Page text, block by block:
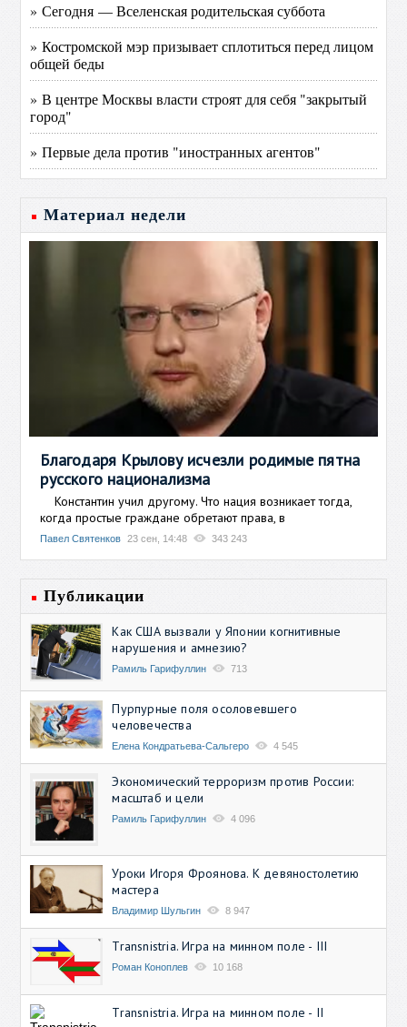
» Сегодня — Вселенская родительская суббота
» Костромской мэр призывает сплотиться перед лицом
общей беды
» В центре Москвы власти строят для себя "закрытый
город"
» Первые дела против "иностранных агентов"
Материал недели
Благодаря Крылову исчезли родимые пятна
русского национализма
Константин учил другому. Что нация возникает тогда,
когда простые граждане обретают права, в
Павел Святенков 23 сен, 14:48 343 243
Публикации
Как США вызвали у Японии когнитивные
нарушения и амнезию?
Рамиль Гарифуллин 713
Пурпурные поля осоловевшего
человечества
Елена Кондратьева-Сальгеро 4 545
Экономический терроризм против России:
масштаб и цели
Рамиль Гарифуллин 4 096
Уроки Игоря Фроянова. К девяностолетию
мастера
Владимир Шульгин 8 947
Transnistria. Игра на минном поле - III
Роман Коноплев 10 168
Transnistria. Игра на минном поле - II